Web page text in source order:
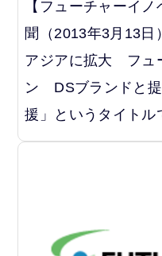
【フューチャーイ
聞（2013年3月13日
アジアに拡大 フュ
ン DSブランドと
援」というタイトル